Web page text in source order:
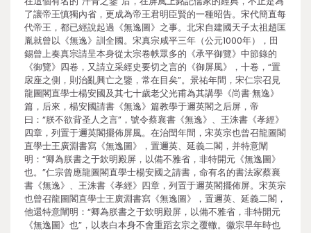
了讓帝王慎獨內省，更成為帝王君明臣賢的一種昭告。宋代簡直每
代帝王，都已經說起過《無逸圖》之事。北宋自建國天子太祖趙匡
胤就曾以《無逸》訓全國。宋真宗咸平三年（公元1000年），田
錫曾上奏真宗請呈本身從太宗卷帙眾多的《承平御覽》中節錄的
《御覽》四卷，又請立采經史要切之言的《御屏風》，十卷，“置
扆座之側，則治亂興亡之鑒，常在目矣”。景祐年間，宋仁宗召見
龍圖閣直學士楊安國及其七十歲老父光甫為其講學《尚書·無逸》
篇，后來，楊安國請書《無逸》篇教學于邇英閣之后屏，帝
曰：“朕不欲背圣人之言”，號令蔡襄書《無逸》、王洙書《孝經》
四章，列置于邇英閣擺佈屏風。在治閏年間，宋英宗也曾召龍圖閣
直學士王廣淵書寫《無逸圖》，置邇英、延義二閣，并特意闡
明：“卿為朕書之于欽明殿屏，以備不雅省，非特開元《無逸圖》
也。”仁宗曾應龍圖閣直學士楊安國之請書，命有名的書法家蔡襄
書《無逸》、王洙書《孝經》四章，列置于邇英閣擺佈屏。宋英宗
也曾召龍圖閣直學士王廣淵書寫《無逸圖》，置邇英、延義二閣，
他還特意闡明：“卿為朕書之于欽明殿屏，以備不雅省，非特開元
《無逸圖》也”，以表白本身不會重蹈玄宗之覆轍。徽宗早年時也